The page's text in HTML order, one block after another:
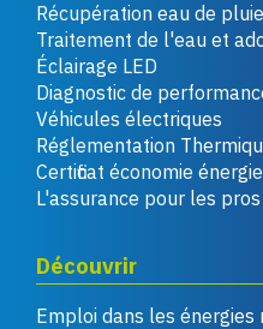
Récupération eau de pluie
Traitement de l'eau et
Éclairage LED
Diagnostic de
Véhicules électriques
Réglementation
Certificat économie
L'assurance pour les pros
Découvrir
Emploi dans les